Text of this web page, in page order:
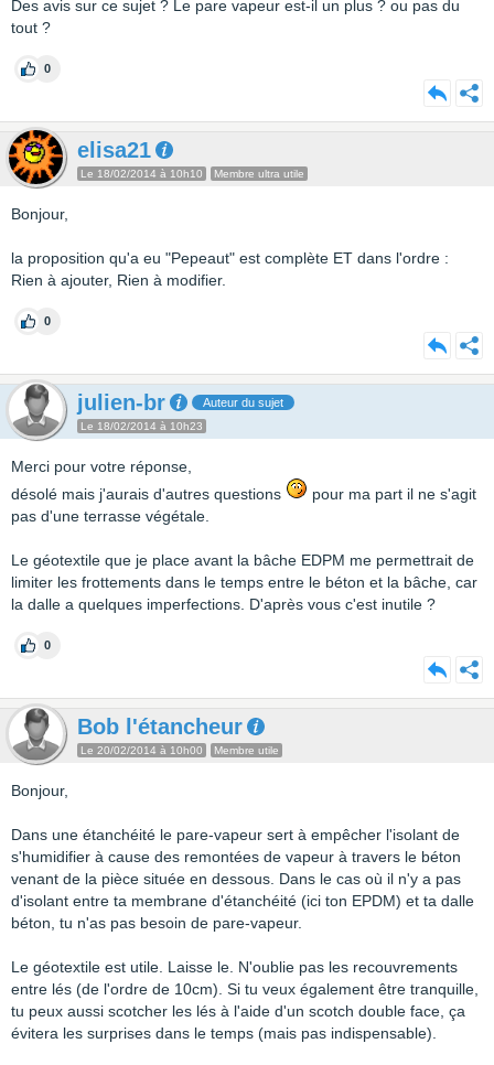
Des avis sur ce sujet ? Le pare vapeur est-il un plus ? ou pas du
tout ?
0
elisa21
Le 18/02/2014 à 10h10 Membre ultra utile
Bonjour,
la proposition qu'a eu "Pepeaut" est complète ET dans l'ordre :
Rien à ajouter, Rien à modifier.
0
julien-br Auteur du sujet
Le 18/02/2014 à 10h23
Merci pour votre réponse,
désolé mais j'aurais d'autres questions
pour ma part il ne s'agit
pas d'une terrasse végétale.
Le géotextile que je place avant la bâche EDPM me permettrait de
limiter les frottements dans le temps entre le béton et la bâche, car
la dalle a quelques imperfections. D'après vous c'est inutile ?
0
Bob l'étancheur
Le 20/02/2014 à 10h00 Membre utile
Bonjour,
Dans une étanchéité le pare-vapeur sert à empêcher l'isolant de
s'humidifier à cause des remontées de vapeur à travers le béton
venant de la pièce située en dessous. Dans le cas où il n'y a pas
d'isolant entre ta membrane d'étanchéité (ici ton EPDM) et ta dalle
béton, tu n'as pas besoin de pare-vapeur.
Le géotextile est utile. Laisse le. N'oublie pas les recouvrements
entre lés (de l'ordre de 10cm). Si tu veux également être tranquille,
tu peux aussi scotcher les lés à l'aide d'un scotch double face, ça
évitera les surprises dans le temps (mais pas indispensable).